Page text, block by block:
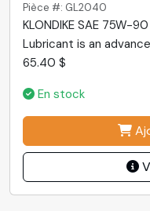
Pièce #: GL2040
KLONDIKE SAE 75W-
Lubricant is an
65.40 $
En stock